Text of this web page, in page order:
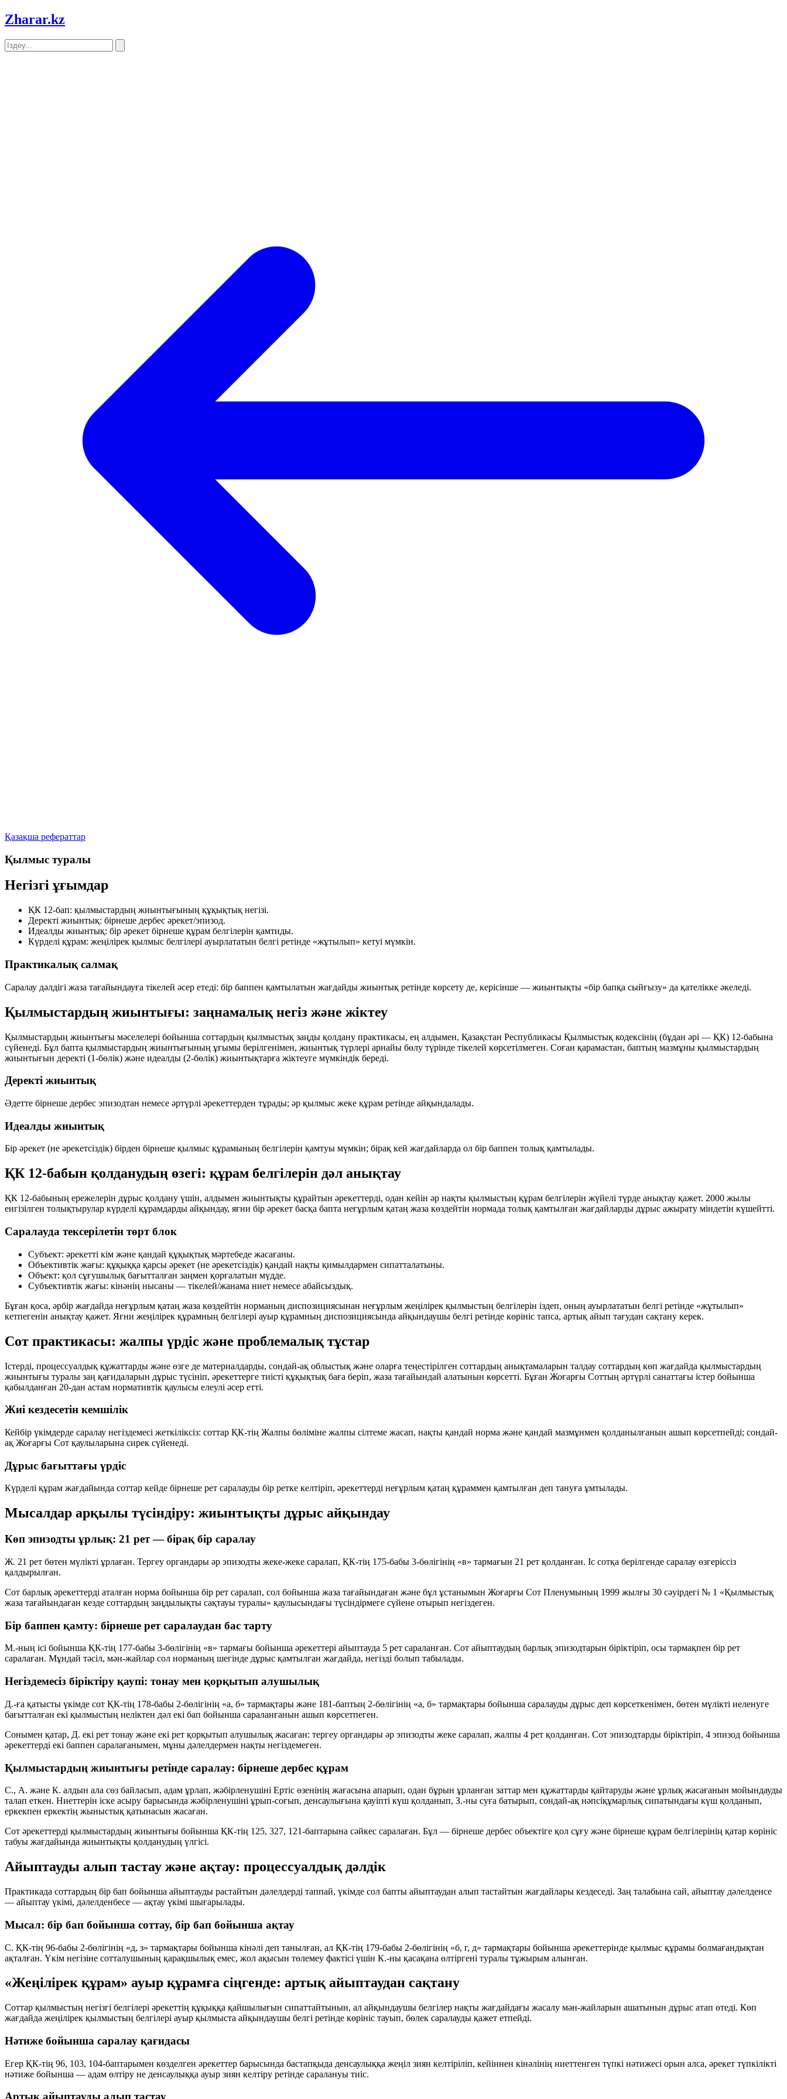
Zharar.kz
Қазақша рефераттар
Қылмыс туралы
Негізгі ұғымдар
ҚК 12-бап: қылмыстардың жиынтығының құқықтық негізі.
Деректі жиынтық: бірнеше дербес әрекет/эпизод.
Идеалды жиынтық: бір әрекет бірнеше құрам белгілерін қамтиды.
Күрделі құрам: жеңілірек қылмыс белгілері ауырлататын белгі ретінде «жұтылып» кетуі мүмкін.
Практикалық салмақ
Саралау дәлдігі жаза тағайындауға тікелей әсер етеді: бір баппен қамтылатын жағдайды жиынтық ретінде көрсету де, керісінше — жиынтықты «бір бапқа сыйғызу» да қателікке әкеледі.
Қылмыстардың жиынтығы: заңнамалық негіз және жіктеу
Қылмыстардың жиынтығы мәселелері бойынша соттардың қылмыстық заңды қолдану практикасы, ең алдымен, Қазақстан Республикасы Қылмыстық кодексінің (бұдан әрі — ҚК) 12-бабына
сүйенеді. Бұл бапта қылмыстардың жиынтығының ұғымы берілгенімен, жиынтық түрлері арнайы бөлу түрінде тікелей көрсетілмеген. Соған қарамастан, баптың мазмұны қылмыстардың
жиынтығын деректі (1-бөлік) және идеалды (2-бөлік) жиынтықтарға жіктеуге мүмкіндік береді.
Деректі жиынтық
Әдетте бірнеше дербес эпизодтан немесе әртүрлі әрекеттерден тұрады; әр қылмыс жеке құрам ретінде айқындалады.
Идеалды жиынтық
Бір әрекет (не әрекетсіздік) бірден бірнеше қылмыс құрамының белгілерін қамтуы мүмкін; бірақ кей жағдайларда ол бір баппен толық қамтылады.
ҚК 12-бабын қолданудың өзегі: құрам белгілерін дәл анықтау
ҚК 12-бабының ережелерін дұрыс қолдану үшін, алдымен жиынтықты құрайтын әрекеттерді, одан кейін әр нақты қылмыстың құрам белгілерін жүйелі түрде анықтау қажет. 2000 жылы
енгізілген толықтырулар күрделі құрамдарды айқындау, яғни бір әрекет басқа бапта неғұрлым қатаң жаза көздейтін нормада толық қамтылған жағдайларды дұрыс ажырату міндетін күшейтті.
Саралауда тексерілетін төрт блок
Субъект: әрекетті кім және қандай құқықтық мәртебеде жасағаны.
Объективтік жағы: құқыққа қарсы әрекет (не әрекетсіздік) қандай нақты қимылдармен сипатталатыны.
Объект: қол сұғушылық бағытталған заңмен қорғалатын мүдде.
Субъективтік жағы: кінәнің нысаны — тікелей/жанама ниет немесе абайсыздық.
Бұған қоса, әрбір жағдайда неғұрлым қатаң жаза көздейтін норманың диспозициясынан неғұрлым жеңілірек қылмыстың белгілерін іздеп, оның ауырлататын белгі ретінде «жұтылып»
кетпегенін анықтау қажет. Яғни жеңілірек құрамның белгілері ауыр құрамның диспозициясында айқындаушы белгі ретінде көрініс тапса, артық айып тағудан сақтану керек.
Сот практикасы: жалпы үрдіс және проблемалық тұстар
Істерді, процессуалдық құжаттарды және өзге де материалдарды, сондай-ақ облыстық және оларға теңестірілген соттардың анықтамаларын талдау соттардың көп жағдайда қылмыстардың
жиынтығы туралы заң қағидаларын дұрыс түсініп, әрекеттерге тиісті құқықтық баға беріп, жаза тағайындай алатынын көрсетті. Бұған Жоғарғы Соттың әртүрлі санаттағы істер бойынша
қабылданған 20-дан астам нормативтік қаулысы елеулі әсер етті.
Жиі кездесетін кемшілік
Кейбір үкімдерде саралау негіздемесі жеткіліксіз: соттар ҚК-тің Жалпы бөліміне жалпы сілтеме жасап, нақты қандай норма және қандай мазмұнмен қолданылғанын ашып көрсетпейді; сондай-
ақ Жоғарғы Сот қаулыларына сирек сүйенеді.
Дұрыс бағыттағы үрдіс
Күрделі құрам жағдайында соттар кейде бірнеше рет саралауды бір ретке келтіріп, әрекеттерді неғұрлым қатаң құраммен қамтылған деп тануға ұмтылады.
Мысалдар арқылы түсіндіру: жиынтықты дұрыс айқындау
Көп эпизодты ұрлық: 21 рет — бірақ бір саралау
Ж. 21 рет бөтен мүлікті ұрлаған. Тергеу органдары әр эпизодты жеке-жеке саралап, ҚК-тің 175-бабы 3-бөлігінің «в» тармағын 21 рет қолданған. Іс сотқа берілгенде саралау өзгеріссіз
қалдырылған.
Сот барлық әрекеттерді аталған норма бойынша бір рет саралап, сол бойынша жаза тағайындаған және бұл ұстанымын Жоғарғы Сот Пленумының 1999 жылғы 30 сәуірдегі № 1 «Қылмыстық
жаза тағайындаған кезде соттардың заңдылықты сақтауы туралы» қаулысындағы түсіндірмеге сүйене отырып негіздеген.
Бір баппен қамту: бірнеше рет саралаудан бас тарту
М.-ның ісі бойынша ҚК-тің 177-бабы 3-бөлігінің «в» тармағы бойынша әрекеттері айыптауда 5 рет сараланған. Сот айыптаудың барлық эпизодтарын біріктіріп, осы тармақпен бір рет
саралаған. Мұндай тәсіл, мән-жайлар сол норманың шегінде дұрыс қамтылған жағдайда, негізді болып табылады.
Негіздемесіз біріктіру қаупі: тонау мен қорқытып алушылық
Д.-ға қатысты үкімде сот ҚК-тің 178-бабы 2-бөлігінің «а, б» тармақтары және 181-баптың 2-бөлігінің «а, б» тармақтары бойынша саралауды дұрыс деп көрсеткенімен, бөтен мүлікті иеленуге
бағытталған екі қылмыстың неліктен дәл екі бап бойынша сараланғанын ашып көрсетпеген.
Сонымен қатар, Д. екі рет тонау және екі рет қорқытып алушылық жасаған: тергеу органдары әр эпизодты жеке саралап, жалпы 4 рет қолданған. Сот эпизодтарды біріктіріп, 4 эпизод бойынша
әрекеттерді екі баппен саралағанымен, мұны дәлелдермен нақты негіздемеген.
Қылмыстардың жиынтығы ретінде саралау: бірнеше дербес құрам
С., А. және К. алдын ала сөз байласып, адам ұрлап, жәбірленушіні Ертіс өзенінің жағасына апарып, одан бұрын ұрланған заттар мен құжаттарды қайтаруды және ұрлық жасағанын мойындауды
талап еткен. Ниеттерін іске асыру барысында жәбірленушіні ұрып-соғып, денсаулығына қауіпті күш қолданып, З.-ны суға батырып, сондай-ақ нәпсіқұмарлық сипатындағы күш қолданып,
еркекпен еркектің жыныстық қатынасын жасаған.
Сот әрекеттерді қылмыстардың жиынтығы бойынша ҚК-тің 125, 327, 121-баптарына сәйкес саралаған. Бұл — бірнеше дербес объектіге қол сұғу және бірнеше құрам белгілерінің қатар көрініс
табуы жағдайында жиынтықты қолданудың үлгісі.
Айыптауды алып тастау және ақтау: процессуалдық дәлдік
Практикада соттардың бір бап бойынша айыптауды растайтын дәлелдерді таппай, үкімде сол бапты айыптаудан алып тастайтын жағдайлары кездеседі. Заң талабына сай, айыптау дәлелденсе
— айыптау үкімі, дәлелденбесе — ақтау үкімі шығарылады.
Мысал: бір бап бойынша соттау, бір бап бойынша ақтау
С. ҚК-тің 96-бабы 2-бөлігінің «д, з» тармақтары бойынша кінәлі деп танылған, ал ҚК-тің 179-бабы 2-бөлігінің «б, г, д» тармақтары бойынша әрекеттерінде қылмыс құрамы болмағандықтан
ақталған. Үкім негізіне сотталушының қарақшылық емес, жол ақысын төлемеу фактісі үшін К.-ны қасақана өлтіргені туралы тұжырым алынған.
«Жеңілірек құрам» ауыр құрамға сіңгенде: артық айыптаудан сақтану
Соттар қылмыстың негізгі белгілері әрекеттің құқыққа қайшылығын сипаттайтынын, ал айқындаушы белгілер нақты жағдайдағы жасалу мән-жайларын ашатынын дұрыс атап өтеді. Көп
жағдайда жеңілірек қылмыстың белгілері ауыр қылмыста айқындаушы белгі ретінде көрініс тауып, бөлек саралауды қажет етпейді.
Нәтиже бойынша саралау қағидасы
Егер ҚК-тің 96, 103, 104-баптарымен көзделген әрекеттер барысында бастапқыда денсаулыққа жеңіл зиян келтіріліп, кейіннен кінәлінің ниеттенген түпкі нәтижесі орын алса, әрекет түпкілікті
нәтиже бойынша — адам өлтіру не денсаулыққа ауыр зиян келтіру ретінде саралануы тиіс.